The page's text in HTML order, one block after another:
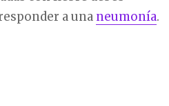
a una neumonía.